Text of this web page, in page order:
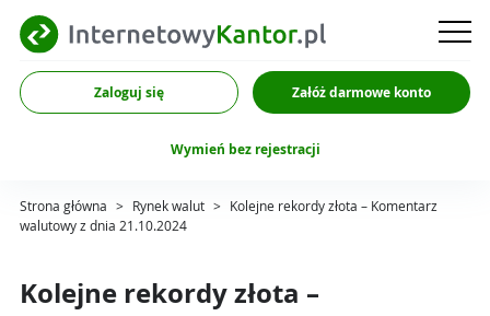
Zaloguj się Załóż darmowe konto
Wymień bez rejestracji
Strona główna > Rynek walut > Kolejne rekordy złota – Komentarz
walutowy z dnia 21.10.2024
Kolejne rekordy złota –